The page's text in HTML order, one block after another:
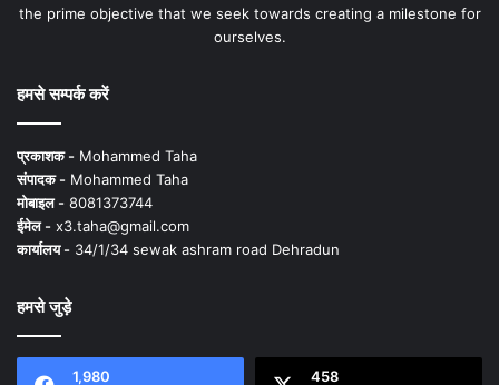
the prime objective that we seek towards creating a milestone for
ourselves.
हमसे सम्पर्क करें
प्रकाशक - Mohammed Taha
संपादक - Mohammed Taha
मोबाइल - 8081373744
ईमेल - x3.taha@gmail.com
कार्यालय - 34/1/34 sewak ashram road Dehradun
हमसे जुड़े
1,980 458